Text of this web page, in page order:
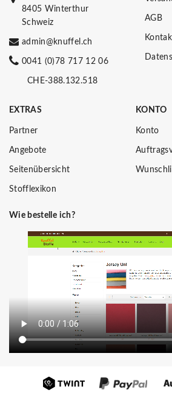
8405 Winterthur
Schweiz
admin@knuffel.ch
0041 (0)78 717 12 06
CHE-388.132.518
AGB
EXTRAS
Partner
Angebote
Seitenübersicht
Stofflexikon
KONTO
Konto
Wie bestelle ich?